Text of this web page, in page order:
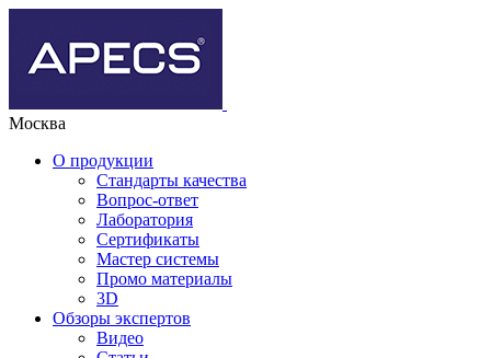
Москва
О продукции
Стандарты качества
Вопрос-ответ
Лаборатория
Сертификаты
Мастер системы
Промо материалы
3D
Обзоры экспертов
Видео